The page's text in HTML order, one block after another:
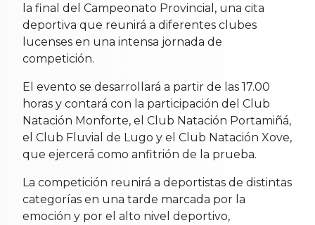
la final del Campeonato Provincial, una cita
deportiva que reunirá a diferentes clubes
lucenses en una intensa jornada de
competición.
El evento se desarrollará a partir de las 17.00
horas y contará con la participación del Club
Natación Monforte, el Club Natación Portamiñá,
el Club Fluvial de Lugo y el Club Natación Xove,
que ejercerá como anfitrión de la prueba.
La competición reunirá a deportistas de distintas
categorías en una tarde marcada por la
emoción y por el alto nivel deportivo,